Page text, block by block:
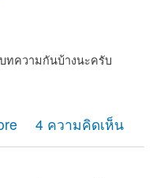
ทความกันบ้างนะครับ
บคนที่ชอบเขียนบทความ
หรือเรื่องสั้น
4 ความคิดเห็น